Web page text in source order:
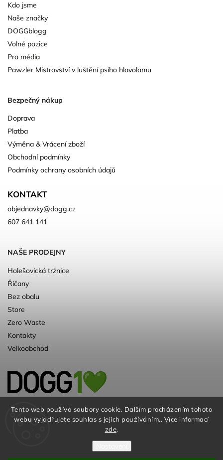
Tento web používá soubory cookie. Dalším procházením tohoto
webu vyjadřujete souhlas s jejich používáním.. Více informací
zde.
Kdo jsme
Naše značky
DOGGblogg
Volné pozice
Pro média
Pawzler Mistrovství v luštění psího hlavolamu
Bezpečný nákup
Doprava
Platba
Výměna & Vrácení zboží
Obchodní podmínky
Podmínky ochrany osobních údajů
KONTAKT
objednavky@dogg.cz
607 641 141
NAŠE PRODEJNY
Holešovická tržnice
Říčany
Bez obalu
Store
Zero Waste
Kontakty
Velkoobchod
Kvalitní a ♻️eko chovatelské potřeby pro
psy. Už 10 let